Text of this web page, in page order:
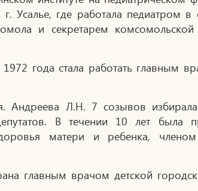
Усалье, где работала педиатром в
и секретарем комсомольской
года стала работать главным
Андреева Л.Н. 7 созывов
В течении 10 лет была
матери и ребенка, членом
главным врачом детской